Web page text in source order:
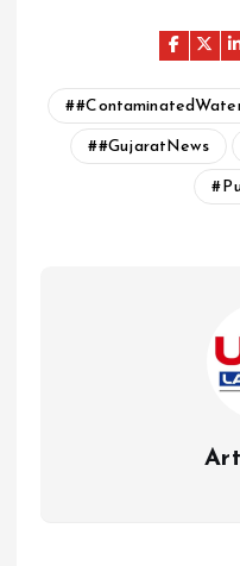
#GujaratNews